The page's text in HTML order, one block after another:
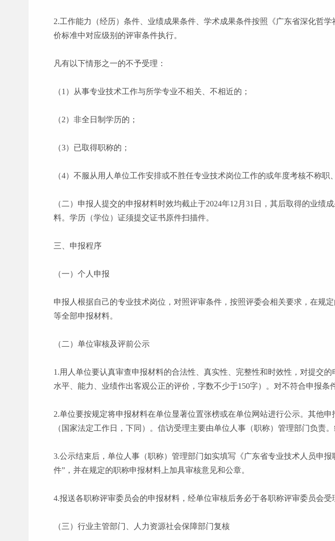
2.工作能力（经历）条件、业绩成果条件、学术成果条件按照《广东省深化哲
价标准中对应级别的评审条件执行。
凡有以下情形之一的不予受理：
（1）从事专业技术工作与所学专业不相关、不相近的；
（2）非全日制学历的；
（3）已取得职称的；
（4）不服从用人单位工作安排或不胜任专业技术岗位工作的或年度考核不称职
（二）申报人提交的申报材料时效均截止于2024年12月31日，其后取得的业绩
料。学历（学位）证须提交证书原件扫描件。
三、申报程序
（一）个人申报
申报人根据自己的专业技术岗位，对照评审条件，按照评委会相关要求，在规
等全部申报材料。
（二）单位审核及评前公示
1.用人单位要认真审查申报材料的合法性、真实性、完整性和时效性，对提交
水平、能力、业绩作出客观公正的评价，字数不少于150字）。对不符合申报条
2.单位要按规定将申报材料在单位显著位置张榜或在单位网站进行公示。其他
（国家法定工作日，下同）。信访受理主要由单位人事（职称）管理部门负责
3.公示结束后，单位人事（职称）管理部门如实填写《广东省专业技术人员申
件”，并在规定的职称申报材料上加具审核意见和公章。
4.报送各职称评审委员会的申报材料，经单位审核后务必于各职称评审委员会
（三）行业主管部门、人力资源社会保障部门复核